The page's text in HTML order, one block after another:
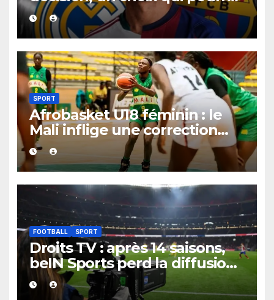
faire grand bruit sur le
marché des transferts.
SPORT
Afrobasket U18 féminin : le
Mali inflige une correction
historique au Bénin avec plus
de 100 points d’écart
FOOTBALL SPORT
Droits TV : après 14 saisons,
beIN Sports perd la diffusion
de la Liga